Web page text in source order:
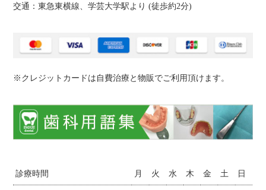
交通：東急東横線、学芸大学駅より (徒歩約2分)
※クレジットカードは自費治療と物販でご利用頂けます。
診療時間 月 火 水 木 金 土 日